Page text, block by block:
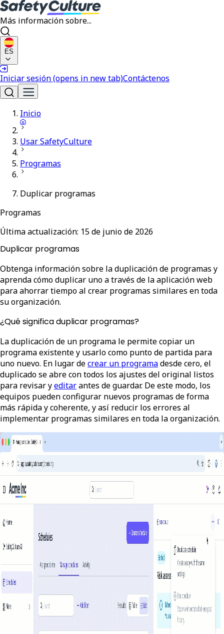
Más información sobre...
ES
Iniciar sesión(opens in new tab)Contáctenos
Inicio
Usar SafetyCulture
Programas
Duplicar programas
Programas
Última actualización: 15 de junio de 2026
Duplicar programas
Obtenga información sobre la duplicación de programas y
aprenda cómo duplicar uno a través de la aplicación web
para ahorrar tiempo al crear programas similares en toda
su organización.
¿Qué significa duplicar programas?
La duplicación de un programa le permite copiar un
programa existente y usarlo como punto de partida para
uno nuevo. En lugar decrear un programadesde cero, el
duplicado se abre con todos los ajustes del original listos
para revisar yeditarantes de guardar. De este modo, los
equipos pueden configurar nuevos programas de forma
más rápida y coherente, y así reducir los errores al
implementar programas similares en toda la organización.